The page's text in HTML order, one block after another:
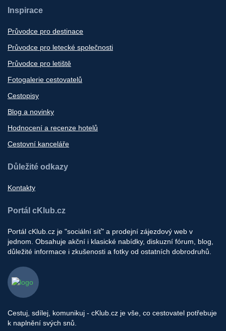
Inspirace
Průvodce pro destinace
Průvodce pro letecké společnosti
Průvodce pro letiště
Fotogalerie cestovatelů
Cestopisy
Blog a novinky
Hodnocení a recenze hotelů
Cestovní kanceláře
Důležité odkazy
Kontakty
Portál cKlub.cz
Portál cKlub.cz je "sociální síť" a prodejní zájezdový web v
jednom. Obsahuje akční i klasické nabídky, diskuzní fórum, blog,
důležité informace i zkušenosti a fotky od ostatních dobrodruhů.
Cestuj, sdílej, komunikuj - cKlub.cz je vše, co cestovatel potřebuje
k naplnění svých snů.